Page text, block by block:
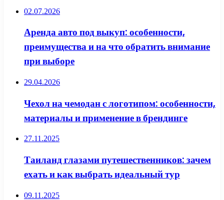
02.07.2026
Аренда авто под выкуп: особенности,
преимущества и на что обратить внимание
при выборе
29.04.2026
Чехол на чемодан с логотипом: особенности,
материалы и применение в брендинге
27.11.2025
Таиланд глазами путешественников: зачем
ехать и как выбрать идеальный тур
09.11.2025